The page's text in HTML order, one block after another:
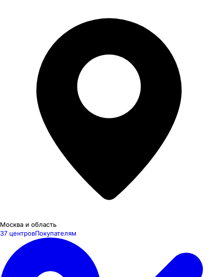
Москва и область
37 центровПокупателям